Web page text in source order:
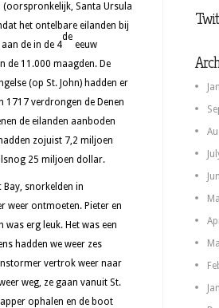
(oorspronkelijk, Santa Ursula
het ontelbare eilanden bij
de in de 4
de
eeuw
de 11.000 maagden. De
(op St. John) hadden er
1717 verdrongen de Denen
de eilanden aanboden
zojuist 7,2 miljoen
25 miljoen dollar.
snorkelden in
weer ontmoeten. Pieter en
was erg leuk. Het was een
hadden we weer zes
vertrok weer naar
weg, ze gaan vanuit St.
ophalen en de boot